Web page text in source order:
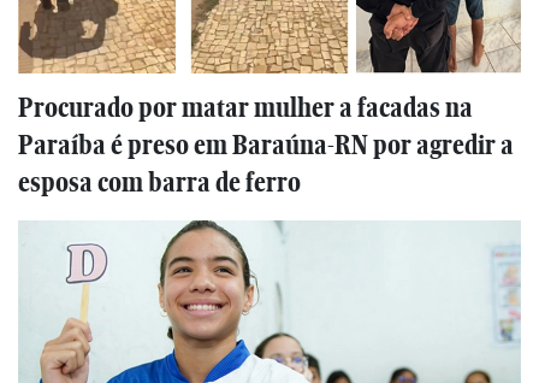
Procurado por matar mulher a facadas na
Paraíba é preso em Baraúna-RN por agredir a
esposa com barra de ferro